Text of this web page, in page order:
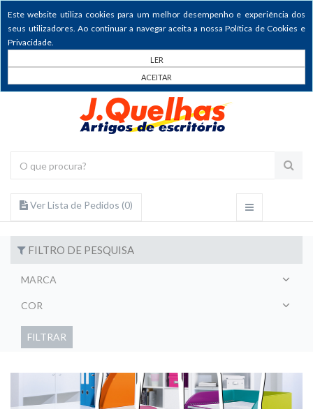
Este website utiliza cookies para um melhor desempenho e experiência dos
seus utilizadores. Ao continuar a navegar aceita a nossa Política de Cookies e
Privacidade.
LER
ACEITAR
Ver Lista de Pedidos (0)
FILTRO DE PESQUISA
MARCA
COR
FILTRAR